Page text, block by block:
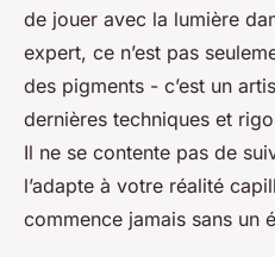
de jouer avec la lumière
expert, ce n’est pas
des pigments - c’est un
dernières techniques et
Il ne se contente pas de
l’adapte à votre réalité
commence jamais sans un